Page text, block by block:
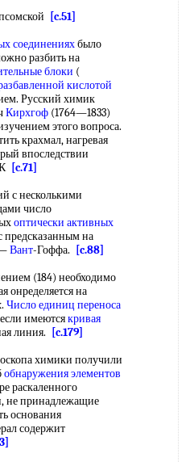
[c.51]
соединенияхбыло
разбить на
блоки (
кислотой
Русский химик
Кирхгоф (1764—1833)
этого вопроса.
крахмал, нагревая
впоследствии
[c.71]
с несколькими
число
оптически активных
предсказанным на
Вант-Гоффа.
[c.88]
(184) необходимо
онределяется на
Число единиц переноса
имеютсякривая
линия.
[c.179]
химики получили
обнаружения элементов
раскаленного
не принадлежащие
основания
содержит